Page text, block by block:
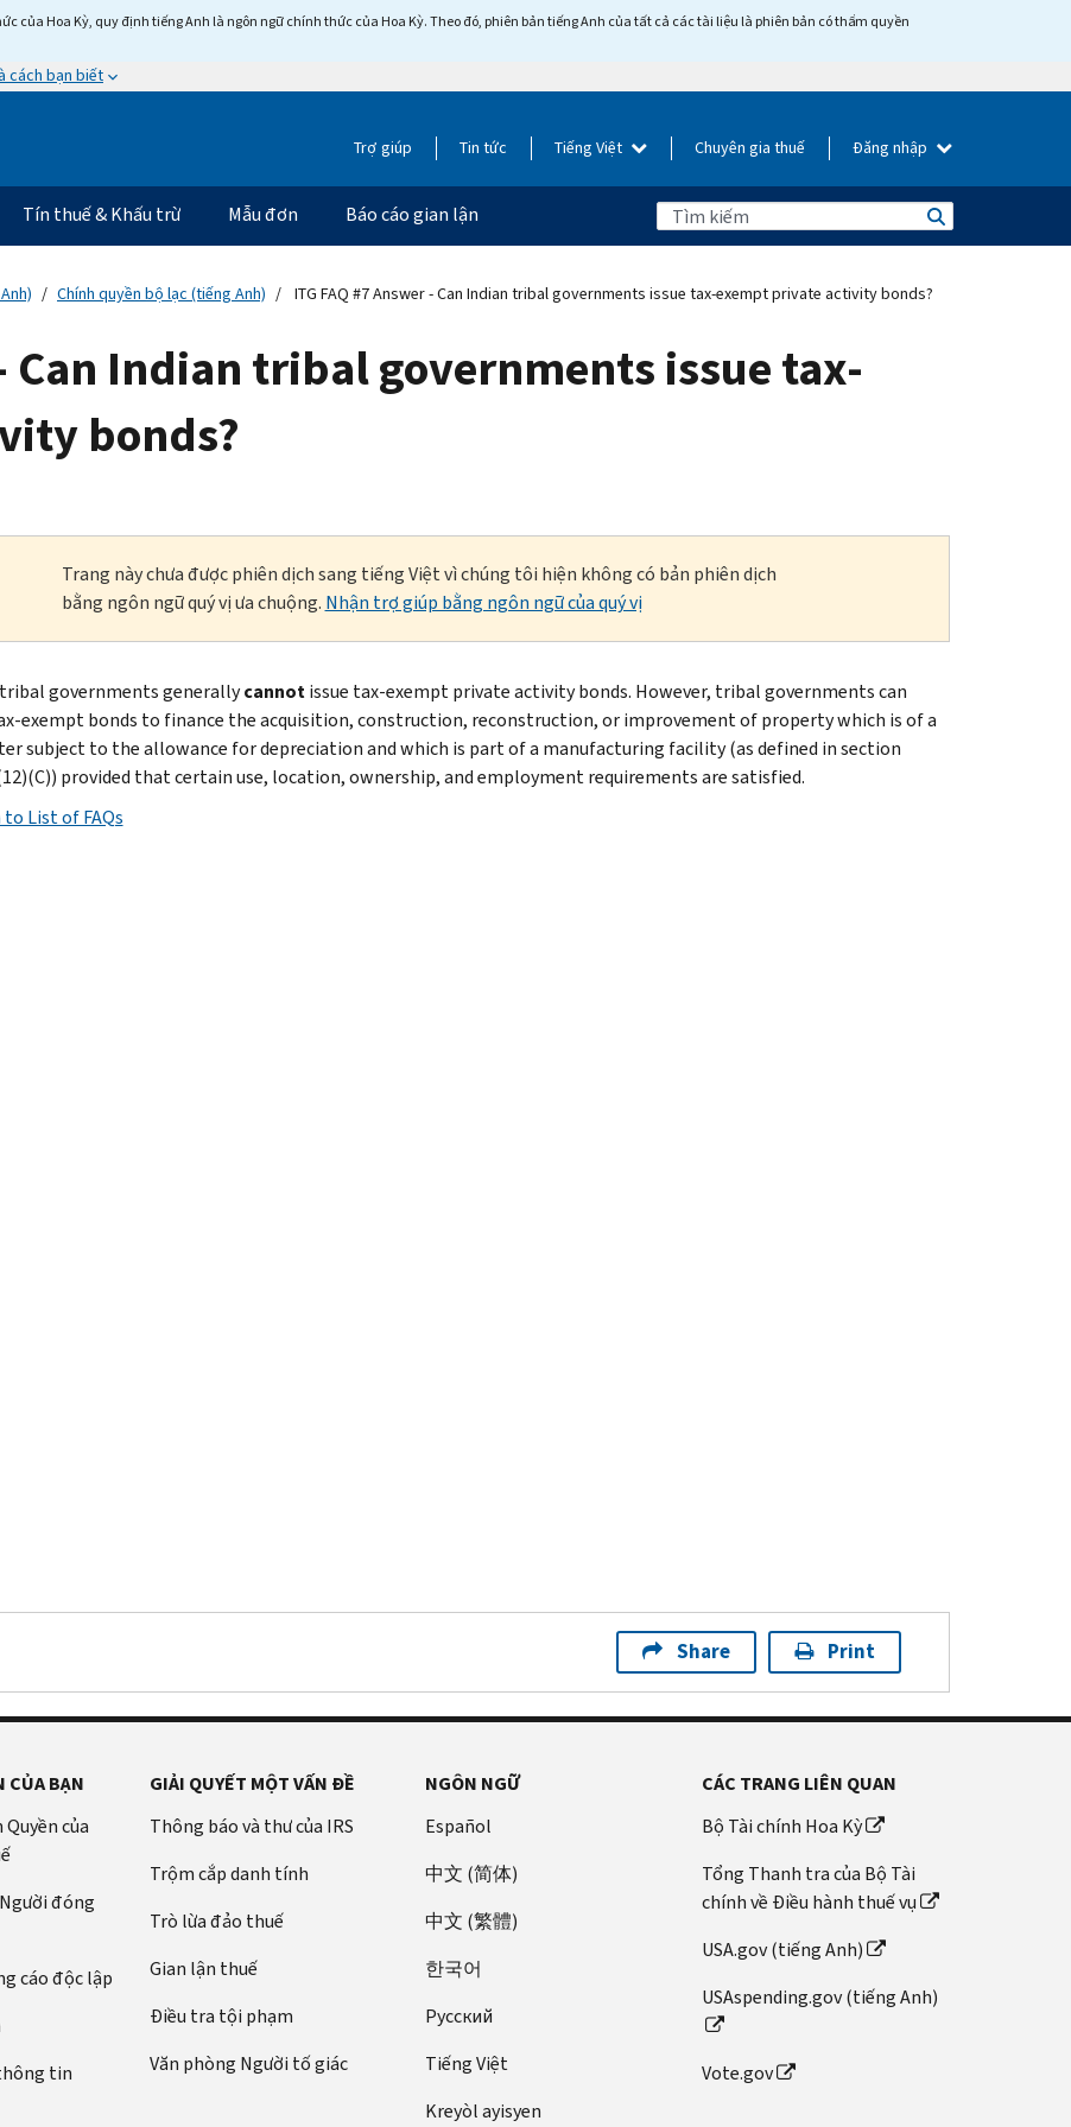
của Hoa Kỳ, quy định tiếng Anh là ngôn ngữ chính thức của Hoa Kỳ. Theo đó, phiên bản tiếng Anh của tất cả các tài liệu là phiên bản có thẩm quyền
cách bạn biết
Trợ giúp Tin tức Tiếng Việt Chuyên gia thuế Đăng nhập
Tín thuế & Khấu trừ Mẫu đơn Báo cáo gian lận
Chính quyền bộ lạc (tiếng Anh) ITG FAQ #7 Answer - Can Indian tribal governments issue tax-exempt private activity bonds?
Can Indian tribal governments issue tax-
bonds?
Trang này chưa được phiên dịch sang tiếng Việt vì chúng tôi hiện không có bản phiên dịch
bằng ngôn ngữ quý vị ưa chuộng. Nhận trợ giúp bằng ngôn ngữ của quý vị
governments generallycannotissue tax-exempt private activity bonds. However, tribal governments can
exempt bonds to finance the acquisition, construction, reconstruction, or improvement of property which is of a
subject to the allowance for depreciation and which is part of a manufacturing facility (as defined in section
provided that certain use, location, ownership, and employment requirements are satisfied.
List of FAQs
Share Print
CỦA BẠN
của
đóng
cáo độc lập
tin
GIẢI QUYẾT MỘT VẤN ĐỀ
Thông báo và thư của IRS
Trộm cắp danh tính
Trò lừa đảo thuế
Gian lận thuế
Điều tra tội phạm
Văn phòng Người tố giác
NGÔN NGỮ
Español
中文 (简体)
中文 (繁體)
한국어
Pусский
Tiếng Việt
Kreyòl ayisyen
CÁC TRANG LIÊN QUAN
Bộ Tài chính Hoa Kỳ
Tổng Thanh tra của Bộ Tài
chính về Điều hành thuế vụ
USA.gov (tiếng Anh)
USAspending.gov (tiếng Anh)
Vote.gov